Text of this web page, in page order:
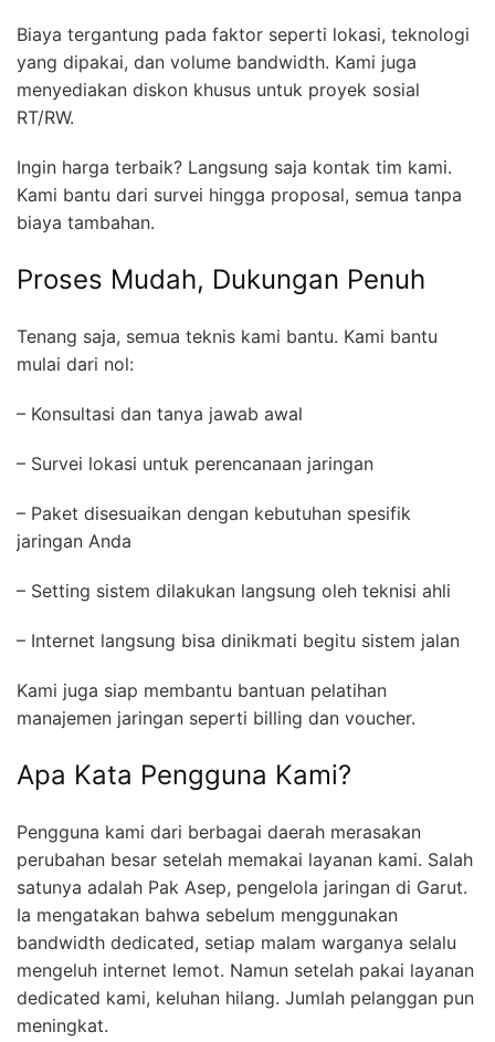
Biaya tergantung pada faktor seperti lokasi, teknologi
yang dipakai, dan volume bandwidth. Kami juga
menyediakan diskon khusus untuk proyek sosial
RT/RW.
Ingin harga terbaik? Langsung saja kontak tim kami.
Kami bantu dari survei hingga proposal, semua tanpa
biaya tambahan.
Proses Mudah, Dukungan Penuh
Tenang saja, semua teknis kami bantu. Kami bantu
mulai dari nol:
– Konsultasi dan tanya jawab awal
– Survei lokasi untuk perencanaan jaringan
– Paket disesuaikan dengan kebutuhan spesifik
jaringan Anda
– Setting sistem dilakukan langsung oleh teknisi ahli
– Internet langsung bisa dinikmati begitu sistem jalan
Kami juga siap membantu bantuan pelatihan
manajemen jaringan seperti billing dan voucher.
Apa Kata Pengguna Kami?
Pengguna kami dari berbagai daerah merasakan
perubahan besar setelah memakai layanan kami. Salah
satunya adalah Pak Asep, pengelola jaringan di Garut.
Ia mengatakan bahwa sebelum menggunakan
bandwidth dedicated, setiap malam warganya selalu
mengeluh internet lemot. Namun setelah pakai layanan
dedicated kami, keluhan hilang. Jumlah pelanggan pun
meningkat.